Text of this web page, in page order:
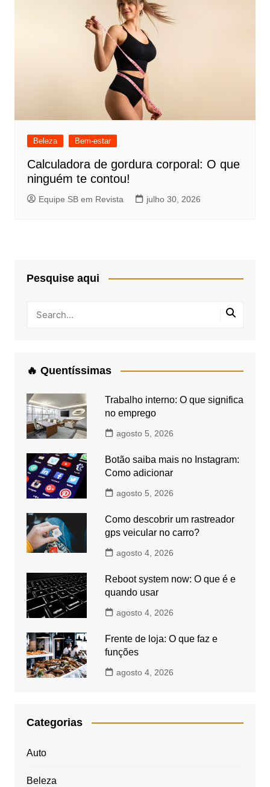
Beleza Bem-estar
Calculadora de gordura corporal: O que
ninguém te contou!
Equipe SB em Revista julho 30, 2026
Pesquise aqui
🔥 Quentíssimas
Trabalho interno: O que significa
no emprego
agosto 5, 2026
Botão saiba mais no Instagram:
Como adicionar
agosto 5, 2026
Como descobrir um rastreador
gps veicular no carro?
agosto 4, 2026
Reboot system now: O que é e
quando usar
agosto 4, 2026
Frente de loja: O que faz e
funções
agosto 4, 2026
Categorias
Auto
Beleza